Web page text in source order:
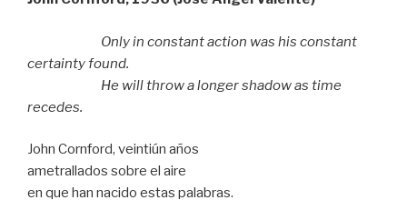
Only in constant action was his constant
certainty found.
He will throw a longer shadow as time
recedes.
John Cornford, veintiún años
ametrallados sobre el aire
en que han nacido estas palabras.